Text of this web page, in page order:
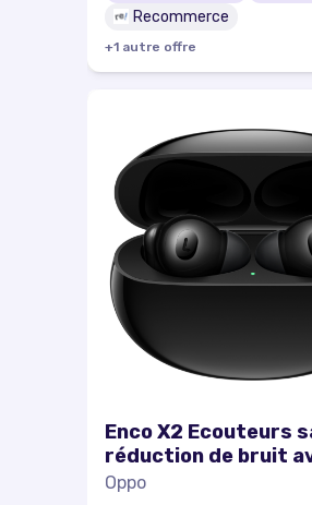
Recommerce
+1 autre offre
Enco X2 Ecouteurs
réduction de bruit
qualité studio - Noir -
Oppo